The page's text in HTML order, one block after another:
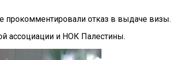
прокомментировали отказ в выдаче визы.
ассоциации и НОК Палестины.